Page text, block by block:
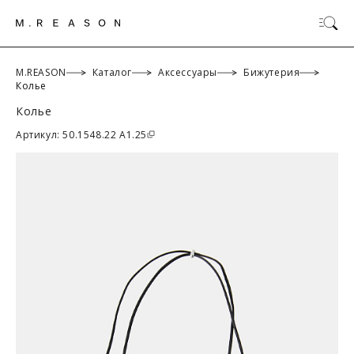
M.REASON Каталог Аксессуары
Бижутерия
Колье
Колье
Артикул: 50.1548.22 A1.25